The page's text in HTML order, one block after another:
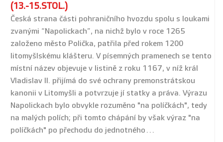
(13.-15.STOL.)
Česká strana části pohraničního hvozdu spolu s loukami
zvanými “Napolickach”, na nichž bylo v roce 1265
založeno město Polička, patřila před rokem 1200
litomyšlskému klášteru. V písemných pramenech se tento
místní název objevuje v listině z roku 1167, v níž král
Vladislav II. přijímá do své ochrany premonstrátskou
kanonii v Litomyšli a potvrzuje jí statky a práva. Výrazu
Napolickach bylo obvykle rozuměno "na políčkách", tedy
na malých polích; při tomto chápání by však výraz "na
políčkách" po přechodu do jednotného…